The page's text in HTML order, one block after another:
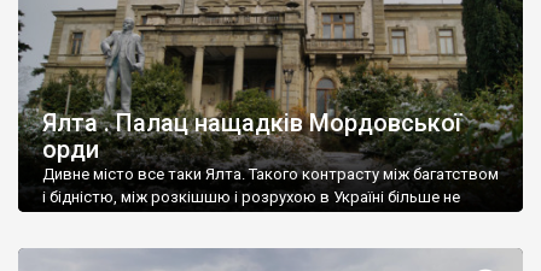
Ялта . Палац нащадків Мордовської
орди
Дивне місто все таки Ялта. Такого контрасту між багатством
і бідністю, між розкішшю і розрухою в Україні більше не